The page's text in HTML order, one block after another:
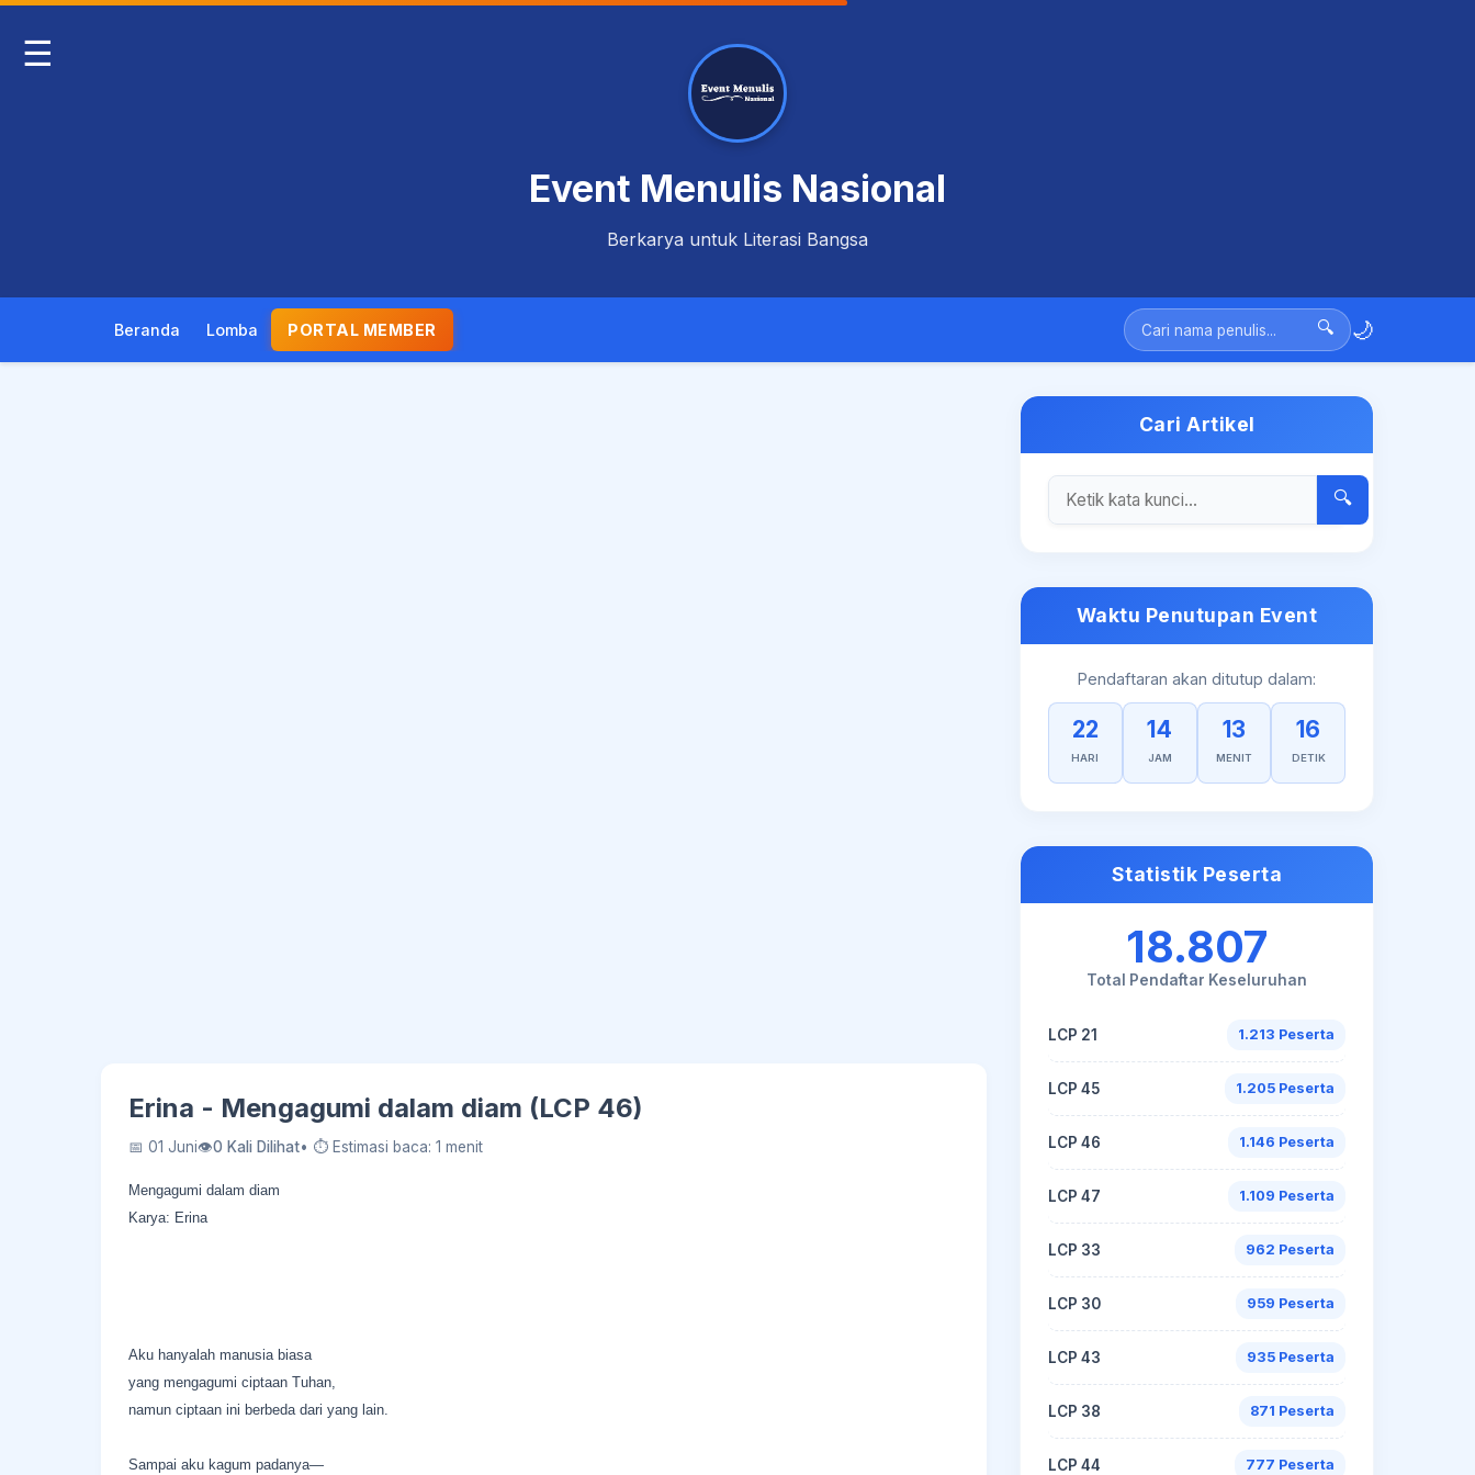
☰
Event Menulis Nasional
Berkarya untuk Literasi Bangsa
Beranda Lomba PORTAL MEMBER 🔍 🌙
Erina - Mengagumi dalam diam (LCP 46)
📅 01 Juni👁0 Kali Dilihat• ⏱ Estimasi baca: 1 menit
Mengagumi dalam diam
Karya: Erina
Aku hanyalah manusia biasa
yang mengagumi ciptaan Tuhan,
namun ciptaan ini berbeda dari yang lain.
Sampai aku kagum padanya—
Cari Artikel
🔍
Waktu Penutupan Event
Pendaftaran akan ditutup dalam:
22
HARI
14
JAM
13
MENIT
15
DETIK
Statistik Peserta
18.807
Total Pendaftar Keseluruhan
LCP 21 1.213 Peserta
LCP 45 1.205 Peserta
LCP 46 1.146 Peserta
LCP 47 1.109 Peserta
LCP 33 962 Peserta
LCP 30 959 Peserta
LCP 43 935 Peserta
LCP 38 871 Peserta
LCP 44 777 Peserta